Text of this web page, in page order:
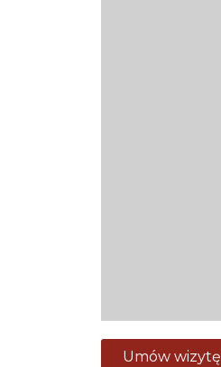
Umów wizytę